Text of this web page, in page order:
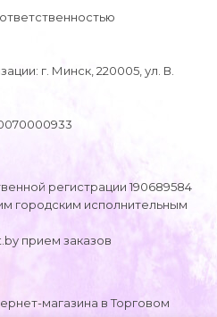
г. Минск, 220005, ул. В.
регистрации 190689584
городским исполнительным
прием заказов
магазина в Торговом